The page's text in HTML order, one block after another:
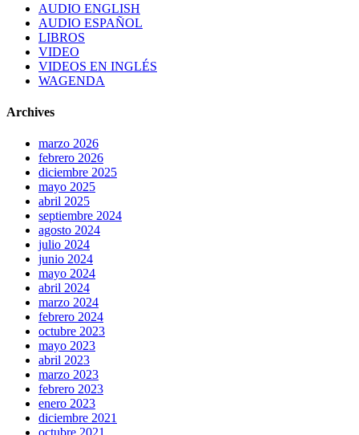
AUDIO ENGLISH
AUDIO ESPAÑOL
LIBROS
VIDEO
VIDEOS EN INGLÉS
WAGENDA
Archives
marzo 2026
febrero 2026
diciembre 2025
mayo 2025
abril 2025
septiembre 2024
agosto 2024
julio 2024
junio 2024
mayo 2024
abril 2024
marzo 2024
febrero 2024
octubre 2023
mayo 2023
abril 2023
marzo 2023
febrero 2023
enero 2023
diciembre 2021